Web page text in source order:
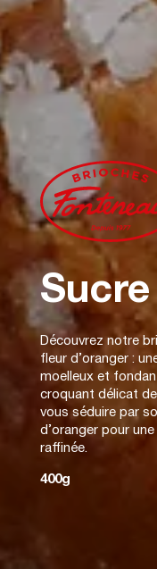
Sucre
Découvrez notre
fleur d’oranger :
moelleux et
croquant délicat
vous séduire par
d’oranger pour
raffinée.
400g